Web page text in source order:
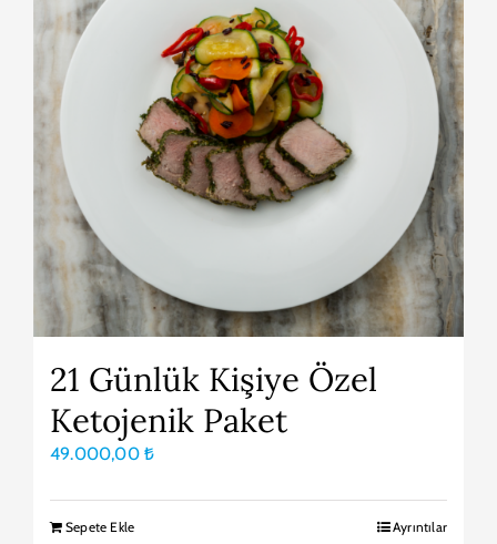
21 Günlük Kişiye Özel
Ketojenik Paket
49.000,00 ₺
Sepete Ekle Ayrıntılar